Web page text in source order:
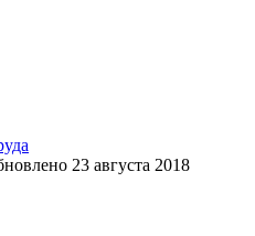
23 августа 2018